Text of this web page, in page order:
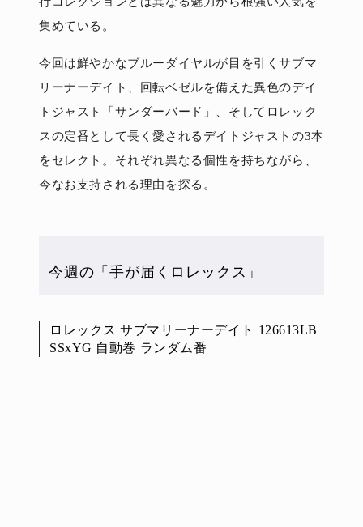
集めている。
今回は鮮やかなブルーダイヤルが目を引くサブマ
リーナーデイト、回転ベゼルを備えた異色のデイ
トジャスト「サンダーバード」、そしてロレック
スの定番として長く愛されるデイトジャストの3本
をセレクト。それぞれ異なる個性を持ちながら、
今なお支持される理由を探る。
今週の「手が届くロレックス」
ロレックス サブマリーナーデイト 126613LB
SSxYG 自動巻 ランダム番